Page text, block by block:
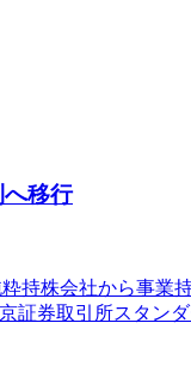
移行
持株会社から事業
券取引所スタン